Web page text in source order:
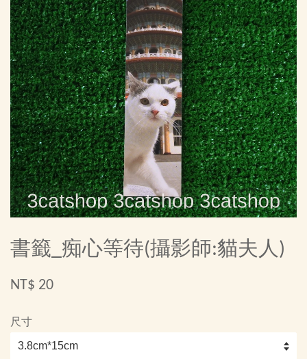
書籤_痴心等待(攝影師:貓夫人)
NT$ 20
尺寸